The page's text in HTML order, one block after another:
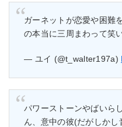
ガーネットが恋愛や困難
の本当に三周まわって笑
— ユイ (@t_walter197a)
パワーストーンやばいら
ん、意中の彼(だがしか